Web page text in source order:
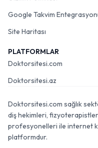
Google Takvim
Site Haritası
PLATFORMLAR
Doktorsitesi.com
Doktorsitesi.az
Doktorsitesi.com sağlık
diş hekimleri,
profesyonelleri ile internet
platformdur.